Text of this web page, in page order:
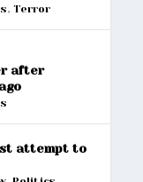
,Terror
after
attempt to